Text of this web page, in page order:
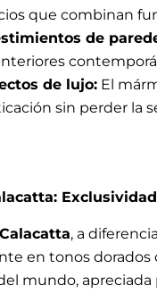
que combinan
de
de lujo: El
sin perder la
, a
en tonos dorados
mundo,